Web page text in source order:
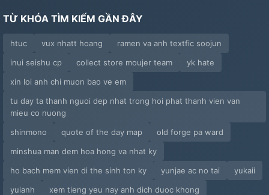
TỪ KHÓA TÌM KIẾM GẦN ĐÂY
htuc vux nhatt hoang
ramen va anh textfic soojun
inui seishu cp
collect store moujer team
yk hate
xin loi anh chi muon bao ve em
tu day ta thanh nguoi dep nhat trong hoi phat thanh vien van
mieu co nuong
shinmono
quote of the day map
old forge pa ward
minshua man dem hoa hong va nhat ky
ho bach mem vien di the sinh ton ky
yunjae ac no tai
yukaii
yuianh
xem tieng yeu nay anh dich duoc khong